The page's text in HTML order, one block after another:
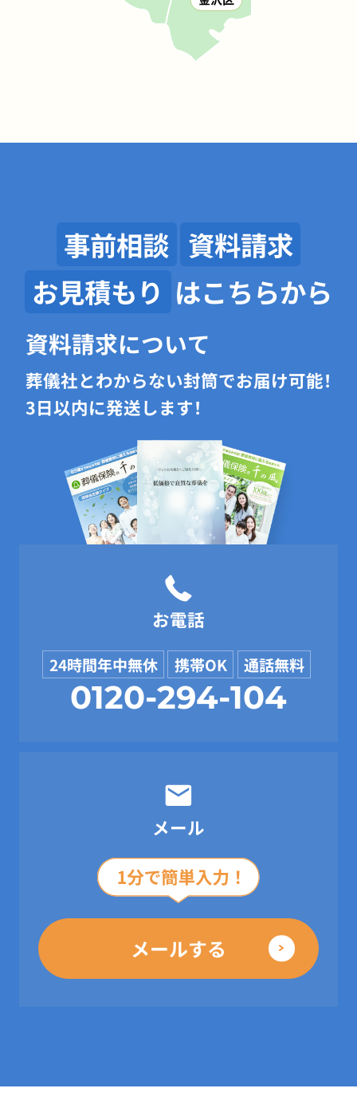
事前相談 資料請求
お見積もり はこちらから
資料請求について
葬儀社とわからない封筒でお届け可能！
3日以内に発送します！
お電話
24時間年中無休 携帯OK 通話無料
0120-294-104
メール
メールする